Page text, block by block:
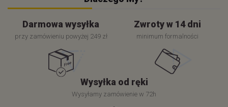
Darmowa wysyłka
przy zamówieniu powyżej 249 zł
Zwroty w 14 dni
minimum formalności
Wysyłka od ręki
Wysyłamy zamówienie w 72h